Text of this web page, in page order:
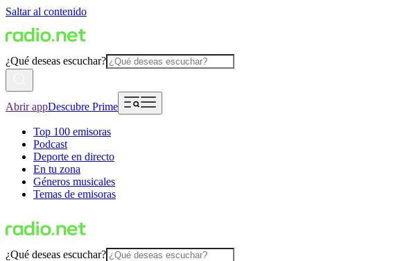
Saltar al contenido
¿Qué deseas escuchar?
Abrir appDescubre Prime
Top 100 emisoras
Podcast
Deporte en directo
En tu zona
Géneros musicales
Temas de emisoras
¿Qué deseas escuchar?